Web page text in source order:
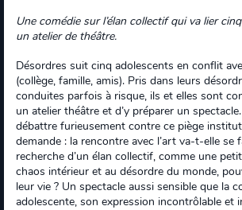
Une comédie sur l’élan collectif qui va lier
un atelier de théâtre.
Désordres suit cinq adolescents en conflit
(collège, famille, amis). Pris dans leurs
conduites parfois à risque, ils et elles sont
un atelier théâtre et d’y préparer un
débattre furieusement contre ce piège
demande : la rencontre avec l’art va-t-elle se
recherche d’un élan collectif, comme une
chaos intérieur et au désordre du monde,
leur vie ? Un spectacle aussi sensible que la
adolescente, son expression incontrôlable et